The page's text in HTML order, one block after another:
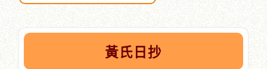
:::
黃氏日抄